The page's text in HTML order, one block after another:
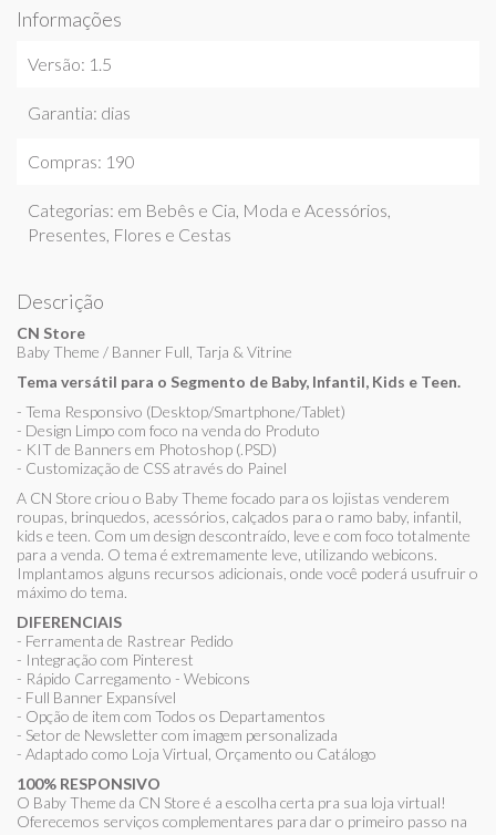
Informações
Versão: 1.5
Garantia: dias
Compras: 190
Categorias: em Bebês e Cia Moda e Acessórios
Presentes, Flores e Cestas
Descrição
CN Store
Baby Theme / Banner Full, Tarja & Vitrine
Tema versátil para o Segmento de Baby, Infantil, Kids e Teen.
- Tema Responsivo (Desktop/Smartphone/Tablet)
- Design Limpo com foco na venda do Produto
- KIT de Banners em Photoshop (.PSD)
- Customização de CSS através do Painel
A CN Store criou o Baby Theme focado para os lojistas venderem
roupas, brinquedos, acessórios, calçados para o ramo baby, infantil,
kids e teen. Com um design descontraído, leve e com foco totalmente
para a venda. O tema é extremamente leve, utilizando webicons.
Implantamos alguns recursos adicionais, onde você poderá usufruir o
máximo do tema.
DIFERENCIAIS
- Ferramenta de Rastrear Pedido
- Integração com Pinterest
- Rápido Carregamento - Webicons
- Full Banner Expansível
- Opção de item com Todos os Departamentos
- Setor de Newsletter com imagem personalizada
- Adaptado como Loja Virtual, Orçamento ou Catálogo
100% RESPONSIVO
O Baby Theme da CN Store é a escolha certa pra sua loja virtual!
Oferecemos serviços complementares para dar o primeiro passo na